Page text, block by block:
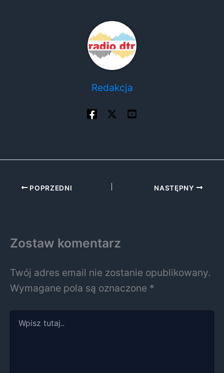
Redakcja
POPRZEDNI NASTĘPNY
Zostaw komentarz
Twój adres email nie zostanie opublikowany.
Wymagane pola są oznaczone *
tutaj..